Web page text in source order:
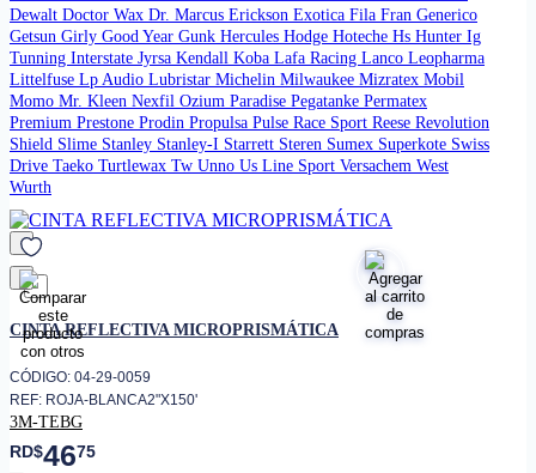
Dewalt Doctor Wax Dr. Marcus Erickson Exotica Fila Fran Generico
Getsun Girly Good Year Gunk Hercules Hodge Hoteche Hs Hunter Ig
Tunning Interstate Jyrsa Kendall Koba Lafa Racing Lanco Leopharma
Littelfuse Lp Audio Lubristar Michelin Milwaukee Mizratex Mobil
Momo Mr. Kleen Nexfil Ozium Paradise Pegatanke Permatex
Premium Prestone Prodin Propulsa Pulse Race Sport Reese Revolution
Shield Slime Stanley Stanley-I Starrett Steren Sumex Superkote Swiss
Drive Taeko Turtlewax Tw Unno Us Line Sport Versachem West
Wurth
favorito
CINTA REFLECTIVA MICROPRISMÁTICA
CÓDIGO: 04-29-0059
REF: ROJA-BLANCA2"X150'
3M-TEBG
RD$4675